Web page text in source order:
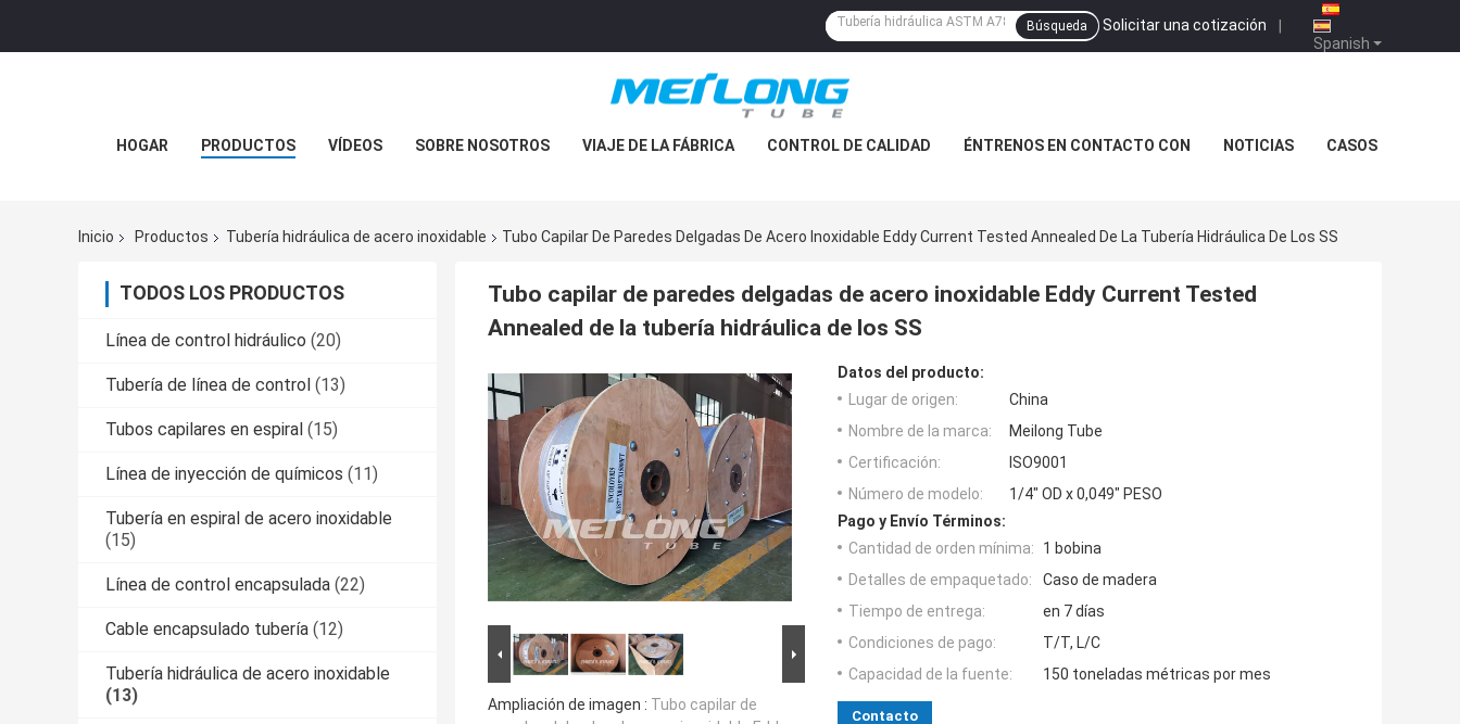
Spanish
Solicitar una cotización |
Búsqueda
HOGAR PRODUCTOS VÍDEOS SOBRE NOSOTROS VIAJE DE LA FÁBRICA CONTROL DE CALIDAD ÉNTRENOS EN CONTACTO CON NOTICIAS CASOS
Inicio Productos Tubería hidráulica de acero inoxidable Tubo Capilar De Paredes Delgadas De Acero Inoxidable Eddy Current Tested Annealed De La Tubería Hidráulica De Los SS
TODOS LOS PRODUCTOS
Línea de control hidráulico (20)
Tubería de línea de control (13)
Tubos capilares en espiral (15)
Línea de inyección de químicos (11)
Tubería en espiral de acero inoxidable
(15)
Línea de control encapsulada (22)
Cable encapsulado tubería (12)
Tubería hidráulica de acero inoxidable
(13)
Tubo capilar de paredes delgadas de acero inoxidable Eddy Current Tested
Annealed de la tubería hidráulica de los SS
Ampliación de imagen : Tubo capilar de
Datos del producto:
Lugar de origen:
China
Nombre de la marca:
Meilong Tube
Certificación:
ISO9001
Número de modelo:
1/4" OD x 0,049" PESO
Pago y Envío Términos:
Cantidad de orden mínima:
1 bobina
Detalles de empaquetado:
Caso de madera
Tiempo de entrega:
en 7 días
Condiciones de pago:
T/T, L/C
Capacidad de la fuente:
150 toneladas métricas por mes
Contacto